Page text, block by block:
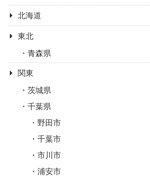
北海道
東北
青森県
関東
茨城県
千葉県
野田市
千葉市
市川市
浦安市